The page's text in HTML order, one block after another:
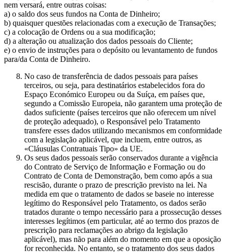
nem versará, entre outras coisas:
a) o saldo dos seus fundos na Conta de Dinheiro;
b) quaisquer questões relacionadas com a execução de Transações;
c) a colocação de Ordens ou a sua modificação;
d) a alteração ou atualização dos dados pessoais do Cliente;
e) o envio de instruções para o depósito ou levantamento de fundos
para/da Conta de Dinheiro.
No caso de transferência de dados pessoais para países
terceiros, ou seja, para destinatários estabelecidos fora do
Espaço Económico Europeu ou da Suíça, em países que,
segundo a Comissão Europeia, não garantem uma proteção de
dados suficiente (países terceiros que não oferecem um nível
de proteção adequado), o Responsável pelo Tratamento
transfere esses dados utilizando mecanismos em conformidade
com a legislação aplicável, que incluem, entre outros, as
«Cláusulas Contratuais Tipo» da UE.
Os seus dados pessoais serão conservados durante a vigência
do Contrato de Serviço de Informação e Formação ou do
Contrato de Conta de Demonstração, bem como após a sua
rescisão, durante o prazo de prescrição previsto na lei. Na
medida em que o tratamento de dados se baseie no interesse
legítimo do Responsável pelo Tratamento, os dados serão
tratados durante o tempo necessário para a prossecução desses
interesses legítimos (em particular, até ao termo dos prazos de
prescrição para reclamações ao abrigo da legislação
aplicável), mas não para além do momento em que a oposição
for reconhecida. No entanto, se o tratamento dos seus dados